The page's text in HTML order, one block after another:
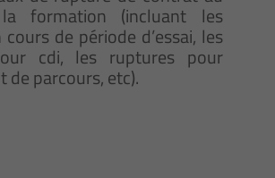
formation (incluant les
de période d’essai, les
cdi, les ruptures pour
de parcours, etc).